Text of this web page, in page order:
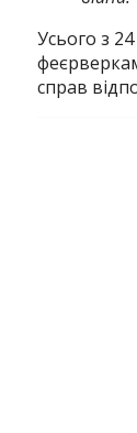
Усього з
справ